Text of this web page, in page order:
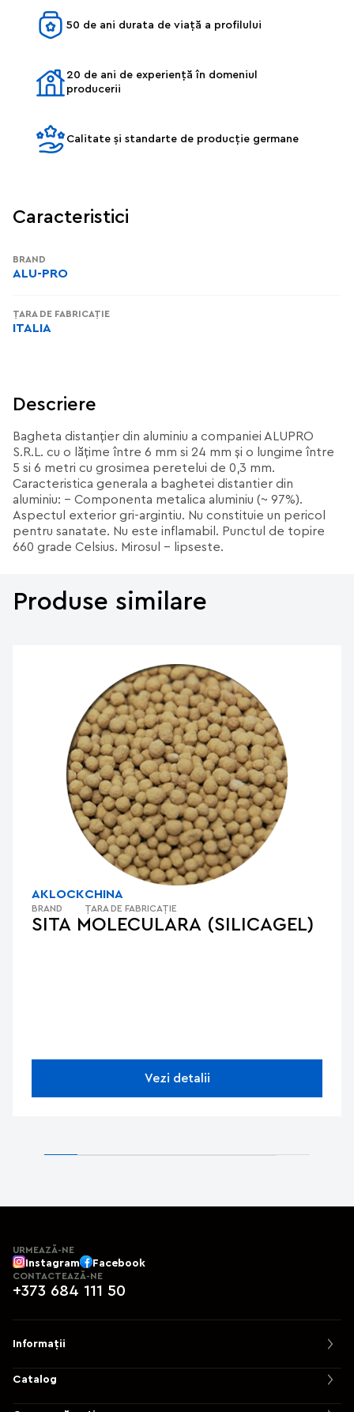
50 de ani durata de viață a profilului
20 de ani de experiență în domeniul
producerii
Calitate și standarte de producție germane
Caracteristici
BRAND
ALU-PRO
ȚARA DE FABRICAȚIE
ITALIA
Descriere
Bagheta distanțier din aluminiu a companiei ALUPRO
S.R.L. cu o lățime între 6 mm si 24 mm și o lungime între
5 si 6 metri cu grosimea peretelui de 0,3 mm.
Caracteristica generala a baghetei distantier din
aluminiu: - Componenta metalica aluminiu (~ 97%).
Aspectul exterior gri-argintiu. Nu constituie un pericol
pentru sanatate. Nu este inflamabil. Punctul de topire
660 grade Celsius. Mirosul - lipseste.
Produse similare
SITA MOLECULARA (SILICAGEL)
AKLOCK
BRAND
CHINA
ȚARA DE FABRICAȚIE
Vezi detalii
URMEAZĂ-NE
Instagram Facebook
CONTACTEAZĂ-NE
+373 684 111 50
Informații
Catalog